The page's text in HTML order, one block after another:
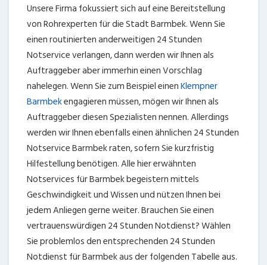
Unsere Firma fokussiert sich auf eine Bereitstellung
von Rohrexperten für die Stadt Barmbek. Wenn Sie
einen routinierten anderweitigen 24 Stunden
Notservice verlangen, dann werden wir Ihnen als
Auftraggeber aber immerhin einen Vorschlag
nahelegen. Wenn Sie zum Beispiel einenKlempner
Barmbekengagieren müssen, mögen wir Ihnen als
Auftraggeber diesen Spezialisten nennen. Allerdings
werden wir Ihnen ebenfalls einen ähnlichen 24 Stunden
Notservice Barmbek raten, sofern Sie kurzfristig
Hilfestellung benötigen. Alle hier erwähnten
Notservices für Barmbek begeistern mittels
Geschwindigkeit und Wissen und nützen Ihnen bei
jedem Anliegen gerne weiter. Brauchen Sie einen
vertrauenswürdigen 24 Stunden Notdienst? Wählen
Sie problemlos den entsprechenden 24 Stunden
Notdienst für Barmbek aus der folgenden Tabelle aus.